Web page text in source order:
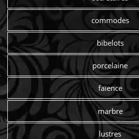
commodes
bibelots
porcelaine
faïence
marbre
lustres